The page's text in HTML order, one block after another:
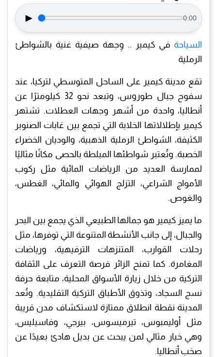
► 0:00
السياحة في كيمير .. وِجهة صيفية غنية بالشواطئ
الرملية
تقع مدينة كيمير على الساحل المتوسطي لتركيا، عند
سفوح جبال طوروس، وتبعد نحو 32 كيلومترًا عن
أنطاليا، واحدة من أشهر وجهات العطلات. تشتهر
كيمير بإطلالاتها الخلابة التي تجمع بين غابات الصنوبر
الكثيفة، الشواطئ الرملية الذهبية، والوديان الخضراء
الخصبة. وتُعتبر شواطئها المبلطة بالحصى مكانًا مثاليًا
لممارسة العديد من الرياضات المائية مثل ركوب
الأمواج الشراعي، التزلج الهوائي والمائي، الغطس،
والغوص.
ما يميز كيمير هو جمالها الطبيعي الذي يجمع بين البحر
والجبال، إلى جانب الأنشطة المتنوعة التي توفرها، مثل
رحلات القوارب، المتنزهات الترفيهية، ورياضات
المغامرة. كما تمنح الزائر فرصة التعرف على الثقافة
التركية من خلال زيارة الأسواق المحلية، متابعة حرفة
نسج السجاد، وتذوق الأطباق التركية التقليدية. وتُعد
المدينة نقطة انطلاق ممتازة لاستكشاف مدن قريبة
مثل أوليمبوس، تيرميسوس، بيرجي، وفاسيليس،
وهي خيار مثالي لمن يبحث عن بديل هادئ بعيدًا عن
صخب أنطاليا.